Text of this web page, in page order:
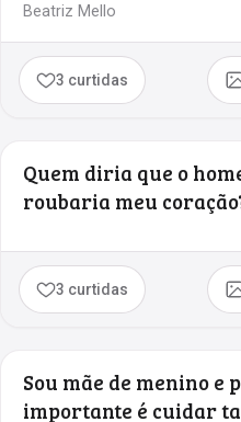
Beatriz Mello
3 curtidas
Quem diria que o
roubaria meu
3 curtidas
Sou mãe de menino e
importante é cuidar